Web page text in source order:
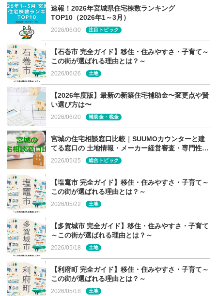
LDKの他に個室を多めに設けようとした時に、設計上、廊
下が長くなってしまうことがあります。スムーズで快適な
動線づくりのためは、2階建てを考えるよりも難しく、高
い設計力が求められます。
中庭やトップライトで採光性を確保しよ
う
隣家や周辺環境の影響で、光が入りにくいケースもありま
す。トップライト（天窓）を設けたり、コの字型にして中
庭を設けてはいかがでしょうか。プライバシーに配慮しな
がら、明るく開放的な暮らしが送れるプランをじっくり相
談してみましょう。
アウトドアの楽しみ方もチェックを
山本さん、ありがとうございました。現在、平屋を検討さ
れている方は、建築家直伝！「アウトドアを楽しむ家」
ぜひチェックしてみてください。平屋ライフをより楽しむ
速報！2026年宮城県住宅棟数ランキング
TOP10（2026年1～3月）
2026/06/30 注目トピック
【石巻市 完全ガイド】移住・住みやすさ・子育て～
この街が選ばれる理由とは？～
2026/06/26 土地
【2026年度版】最新の新築住宅補助金〜変更点や賢
い選び方は〜
2026/06/20 補助金・税金
宮城の住宅相談窓口比較｜SUUMOカウンターと建
てる窓口の 土地情報・メーカー経営審査・専門性の
違い
2026/05/25 総合トピック
【塩竃市 完全ガイド】移住・住みやすさ・子育て～
この街が選ばれる理由とは？～
2026/05/22 土地
【多賀城市 完全ガイド】移住・住みやすさ・子育て
～この街が選ばれる理由とは？～
2026/05/18 土地
【利府町 完全ガイド】移住・住みやすさ・子育て～
この街が選ばれる理由とは？～
2026/05/18 土地